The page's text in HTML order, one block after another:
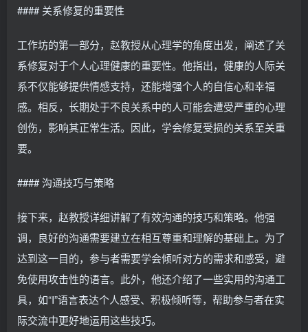
#### 关系修复的重要性
工作坊的第一部分，赵教授从心理学的角度出发，阐述了关
系修复对于个人心理健康的重要性。他指出，健康的人际关
系不仅能够提供情感支持，还能增强个人的自信心和幸福
感。相反，长期处于不良关系中的人可能会遭受严重的心理
创伤，影响其正常生活。因此，学会修复受损的关系至关重
要。
#### 沟通技巧与策略
接下来，赵教授详细讲解了有效沟通的技巧和策略。他强
调，良好的沟通需要建立在相互尊重和理解的基础上。为了
达到这一目的，参与者需要学会倾听对方的需求和感受，避
免使用攻击性的语言。此外，他还介绍了一些实用的沟通工
具，如“I”语言表达个人感受、积极倾听等，帮助参与者在实
际交流中更好地运用这些技巧。